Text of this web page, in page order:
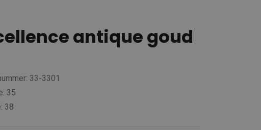
antique goud
33-3301
35
38